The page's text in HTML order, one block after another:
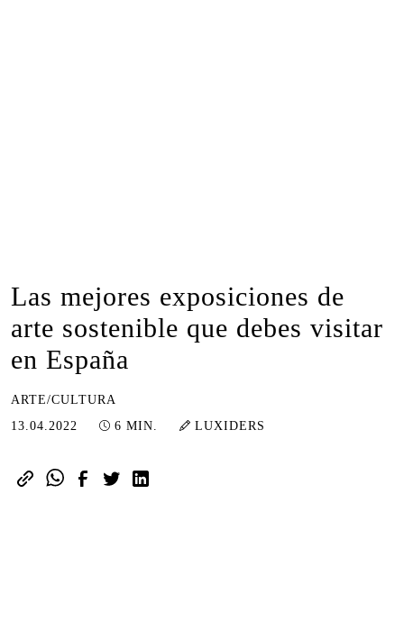
Las mejores exposiciones de
arte sostenible que debes visitar
en España
ARTE/CULTURA
13.04.2022 28.02.2023
6 MIN. LUXIDERS